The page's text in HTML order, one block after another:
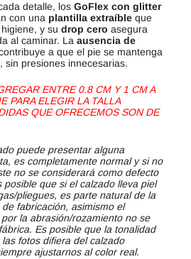
detalle, los GoFlex con glitter
con una plantilla extraíble que
y su drop cero asegura
al caminar. La ausencia de
a que el pie se mantenga
sin presiones innecesarias.
ENTRE 0.8 CM Y 1 CM A
PARA ELEGIR LA TALLA
QUE OFRECEMOS SON DE
puede presentar alguna
es completamente normal y si no
no se considerará como defecto
posible que si el calzado lleva piel
pliegues, es parte natural de la
fabricación, asimismo el
la abrasión/rozamiento no se
Es posible que la tonalidad
fotos difiera del calzado
ajustarnos al color real.